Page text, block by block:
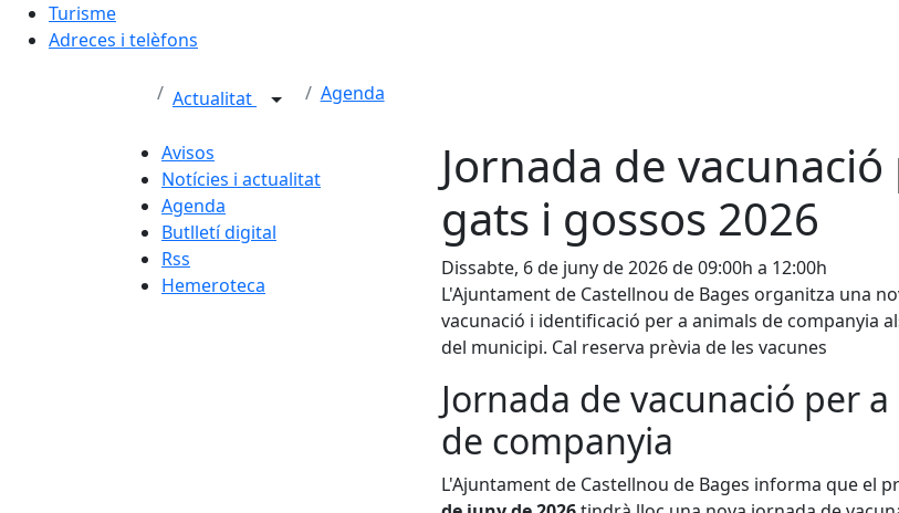
Turisme
Adreces i telèfons
Actualitat Agenda
Avisos
Notícies i actualitat
Agenda
Butlletí digital
Rss
Hemeroteca
Jornada de vacunació
gats i gossos 2026
Dissabte, 6 de juny de 2026 de 09:00h a 12:00h
L'Ajuntament de Castellnou de Bages organitza una
vacunació i identificació per a animals de companyia
del municipi. Cal reserva prèvia de les vacunes
Jornada de vacunació per
de companyia
L'Ajuntament de Castellnou de Bages informa que el